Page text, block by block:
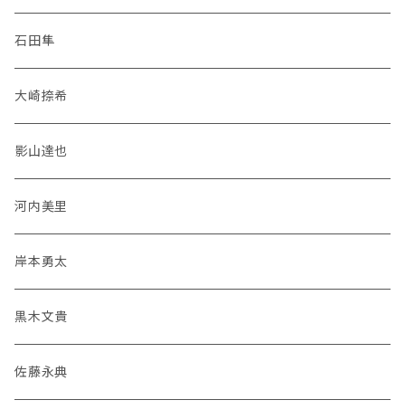
石田隼
大崎捺希
影山達也
河内美里
岸本勇太
黒木文貴
佐藤永典